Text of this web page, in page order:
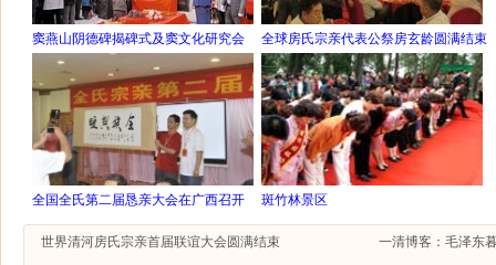
窦燕山阴德碑揭碑式及窦文化研究会 全球房氏宗亲代表公祭房玄龄圆满结束
全国全氏第二届恳亲大会在广西召开 斑竹林景区
世界清河房氏宗亲首届联谊大会圆满结束 一清博客：毛泽东